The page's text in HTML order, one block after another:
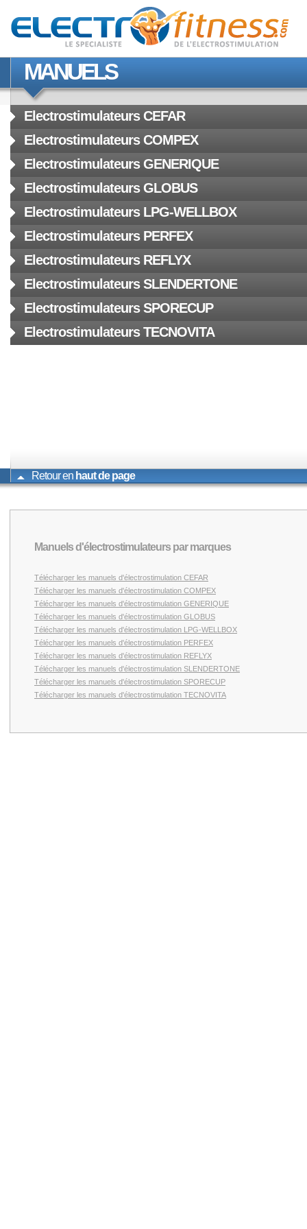
MANUELS
Electrostimulateurs CEFAR
Electrostimulateurs COMPEX
Electrostimulateurs GENERIQUE
Electrostimulateurs GLOBUS
Electrostimulateurs LPG-WELLBOX
Electrostimulateurs PERFEX
Electrostimulateurs REFLYX
Electrostimulateurs SLENDERTONE
Electrostimulateurs SPORECUP
Electrostimulateurs TECNOVITA
Retour en haut de page
Manuels d'électrostimulateurs par marques
Télécharger les manuels d'électrostimulation CEFAR
Télécharger les manuels d'électrostimulation COMPEX
Télécharger les manuels d'électrostimulation GENERIQUE
Télécharger les manuels d'électrostimulation GLOBUS
Télécharger les manuels d'électrostimulation LPG-WELLBOX
Télécharger les manuels d'électrostimulation PERFEX
Télécharger les manuels d'électrostimulation REFLYX
Télécharger les manuels d'électrostimulation SLENDERTONE
Télécharger les manuels d'électrostimulation SPORECUP
Télécharger les manuels d'électrostimulation TECNOVITA